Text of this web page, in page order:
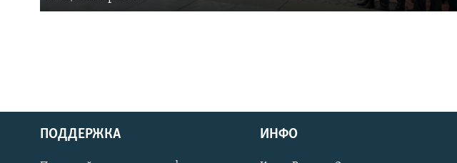
ПОДДЕРЖКА ИНФО